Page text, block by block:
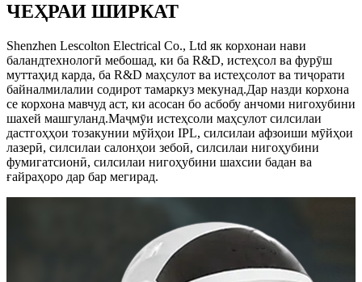
ЧЕҲРАИ ШИРКАТ
Shenzhen Lescolton Electrical Co., Ltd як корхонаи нави
баландтехнологӣ мебошад, ки ба R&D, истеҳсол ва фурӯш
муттаҳид карда, ба R&D маҳсулот ва истеҳсолот ва тиҷорати
байналмилалии содирот тамаркуз мекунад.Дар назди корхона
се корхона мавчуд аст, ки асосан бо асбобу анчоми нигохубини
шахей машгуланд.Маҷмӯи истеҳсоли маҳсулот силсилаи
дастгоҳҳои тозакунии мӯйҳои IPL, силсилаи афзоиши мӯйҳои
лазерӣ, силсилаи салонҳои зебоӣ, силсилаи нигоҳубини
фумигатсионӣ, силсилаи нигоҳубини шахсии бадан ва
ғайраҳоро дар бар мегирад.